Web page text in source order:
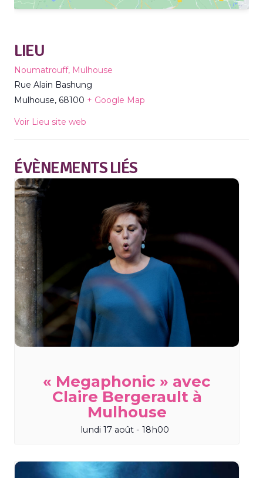
LIEU
Noumatrouff, Mulhouse
Rue Alain Bashung
Mulhouse, 68100 + Google Map
Voir Lieu site web
ÉVÈNEMENTS LIÉS
« Megaphonic » avec
Claire Bergerault à
Mulhouse
lundi 17 août - 18h00